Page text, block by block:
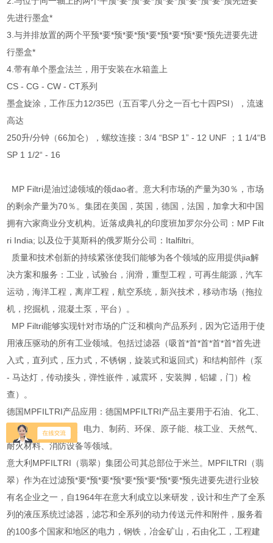
先进行墨盒*
3.与并排放置的两个平预*要*预*要*预*要*预*要*预*要*预先进要先进
行墨盒*
4.带有单个墨盒法兰，用于安装在水箱盖上
CS - CG - CW - CT系列
墨盒旋涂，工作压力12/35巴（五百零八分之一百七十四PSI），流速
高达
250升/分钟（66加仑），螺纹连接：3/4 “BSP 1” - 12 UNF ；1 1/4“B
SP 1 1/2“ - 16
MP Filtri是油过滤领域的领dao者。意大利市场的产量为30％，市场
的剩余产量为70％。集团在美国，英国，德国，法国，加拿大和中国
拥有六家商业分支机构。近落成典礼的印度班加罗尔分公司：MP Filt
ri India; 以及位于莫斯科的俄罗斯分公司：Italfiltri。
质量和技术创新的持续紧张使我们能够为各个领域的应用提供jia解
决方案和服务：工业，试验台，润滑，重型工程，可再生能源，汽车
运动，海洋工程，离岸工程，航空系统，新兴技术，移动市场（拖拉
机，挖掘机，混凝土泵，平台）。
MP Filtri能够实现针对市场的广泛和横向产品系列，因为它适用于使
用液压驱动的所有工业领域。包括过滤器（吸首*首*首*首*首*首先进
入式，直列式，压力式，不锈钢，旋装式和返回式）和结构部件（泵
- 马达灯，传动接头，弹性嵌件，减震环，安装脚，铝罐，门）检
查）。
德国MPFILTRI产品应用：德国MPFILTRI产品主要用于石油、化工、
冶金、航空、电子、电力、制药、环保、原子能、核工业、天然气、
耐火材料、消防设备等领域。
意大利MPFILTRI（翡翠）集团公司其总部位于米兰。MPFILTRI（翡
翠）作为在过滤预*要*预*要*预*要*预*要*预*要*预先进要先进行业较
有名企业之一，自1964年在意大利成立以来研发，设计和生产了全系
列的液压系统过滤器，滤芯和全系列的动力传送元件和附件，服务着
的100多个国家和地区的电力，钢铁，冶金矿山，石由化工，工程建